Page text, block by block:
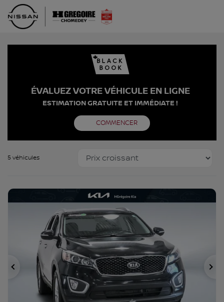
ÉVALUEZ VOTRE VÉHICULE EN LIGNE
ESTIMATION GRATUITE ET IMMÉDIATE !
COMMENCER
5 véhicules
Précédent